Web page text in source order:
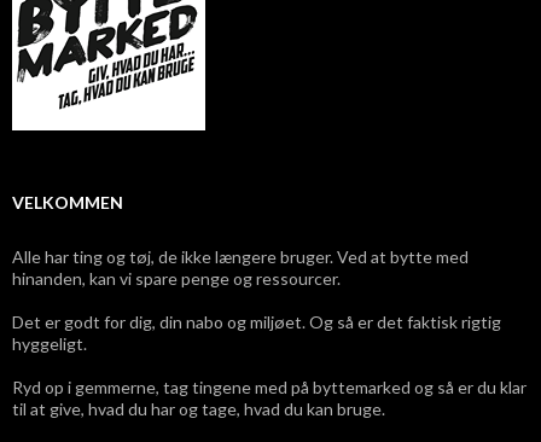
VELKOMMEN
Alle har ting og tøj, de ikke længere bruger. Ved at bytte med
hinanden, kan vi spare penge og ressourcer.
Det er godt for dig, din nabo og miljøet. Og så er det faktisk rigtig
hyggeligt.
Ryd op i gemmerne, tag tingene med på byttemarked og så er du klar
til at give, hvad du har og tage, hvad du kan bruge.